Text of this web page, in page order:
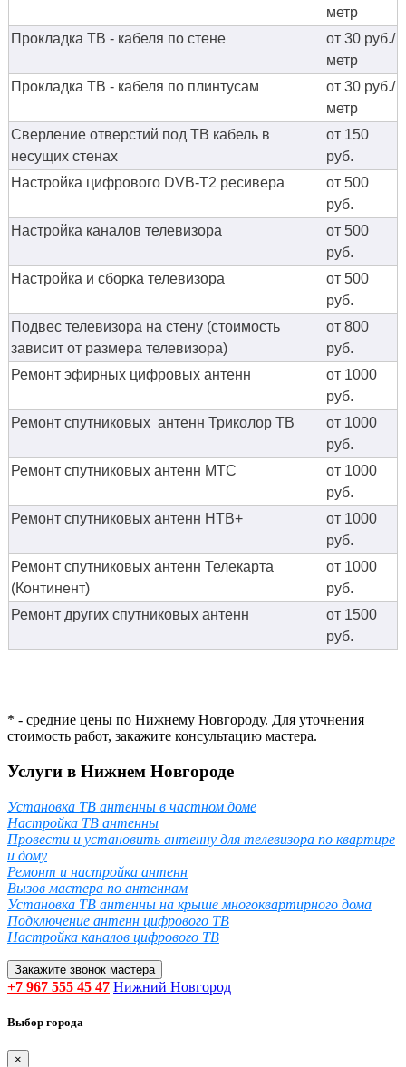
метр
Прокладка ТВ - кабеля по стене
от 30 руб./
метр
Прокладка ТВ - кабеля по плинтусам
от 30 руб./
метр
Сверление отверстий под ТВ кабель в
несущих стенах
от 150
руб.
Настройка цифрового DVB-T2 ресивера
от 500
руб.
Настройка каналов телевизора
от 500
руб.
Настройка и сборка телевизора
от 500
руб.
Подвес телевизора на стену (стоимость
зависит от размера телевизора)
от 800
руб.
Ремонт эфирных цифровых антенн
от 1000
руб.
Ремонт спутниковых антенн Триколор ТВ
от 1000
руб.
Ремонт спутниковых антенн МТС
от 1000
руб.
Ремонт спутниковых антенн НТВ+
от 1000
руб.
Ремонт спутниковых антенн Телекарта
(Континент)
от 1000
руб.
Ремонт других спутниковых антенн
от 1500
руб.
* - средние цены по Нижнему Новгороду. Для уточнения
стоимость работ, закажите консультацию мастера.
Услуги в Нижнем Новгороде
Установка ТВ антенны в частном доме
Настройка ТВ антенны
Провести и установить антенну для телевизора по квартире
и дому
Ремонт и настройка антенн
Вызов мастера по антеннам
Установка ТВ антенны на крыше многоквартирного дома
Подключение антенн цифрового ТВ
Настройка каналов цифрового ТВ
Закажите звонок мастера
+7 967 555 45 47 Нижний Новгород
Выбор города
×